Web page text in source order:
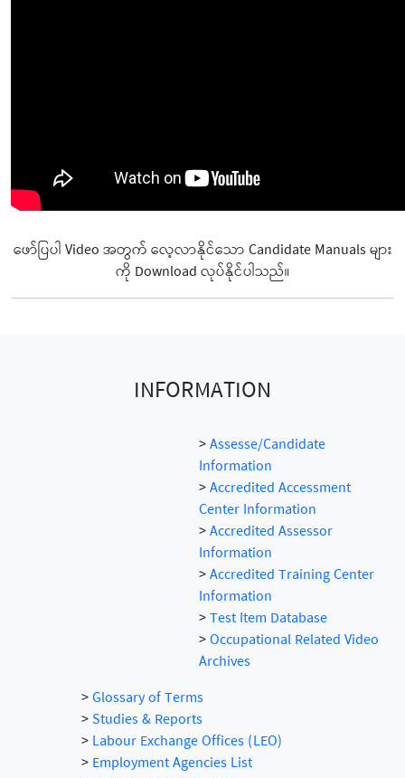
ဖော်ပြပါ Video အတွက် လေ့လာနိုင်သော Candidate Manuals များ
ကို Download လုပ်နိုင်ပါသည်။
INFORMATION
>Assesse/Candidate
Information
>Accredited Accessment
Center Information
>Accredited Assessor
Information
>Accredited Training Center
Information
>Test Item Database
>Occupational Related Video
Archives
>Glossary of Terms
>Studies & Reports
>Labour Exchange Offices (LEO)
>Employment Agencies List